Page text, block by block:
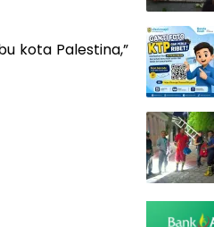
kota Palestina,”